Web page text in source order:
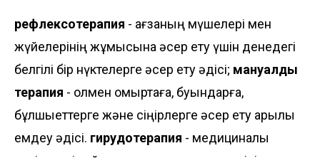
рефлексотерапия - ағзаның мүшелері мен
жүйелерінің жұмысына әсер ету үшін денедегі
белгілі бір нүктелерге әсер ету әдісі; мануалды
терапия - қолмен омыртқаға, буындарға,
бұлшықеттерге және сіңірлерге әсер ету арқылы
емдеу әдісі. гирудотерапия - медициналық